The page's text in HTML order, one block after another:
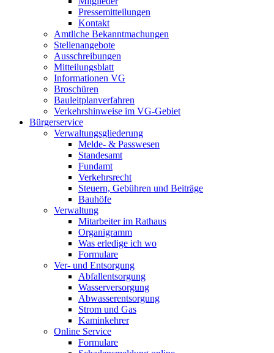
Pressemitteilungen
Kontakt
Amtliche Bekanntmachungen
Stellenangebote
Ausschreibungen
Mitteilungsblatt
Informationen VG
Broschüren
Bauleitplanverfahren
Verkehrshinweise im VG-Gebiet
Bürgerservice
Verwaltungsgliederung
Melde- & Passwesen
Standesamt
Fundamt
Verkehrsrecht
Steuern, Gebühren und Beiträge
Bauhöfe
Verwaltung
Mitarbeiter im Rathaus
Organigramm
Was erledige ich wo
Formulare
Ver- und Entsorgung
Abfallentsorgung
Wasserversorgung
Abwasserentsorgung
Strom und Gas
Kaminkehrer
Online Service
Formulare